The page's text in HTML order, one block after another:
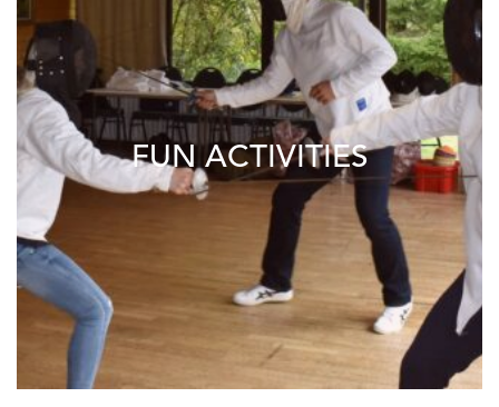
FUN ACTIVITIES